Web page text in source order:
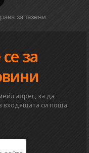
запазени
за
адрес, за да
входящата си поща.